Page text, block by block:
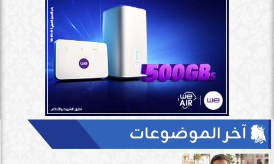
آخر الموضوعات